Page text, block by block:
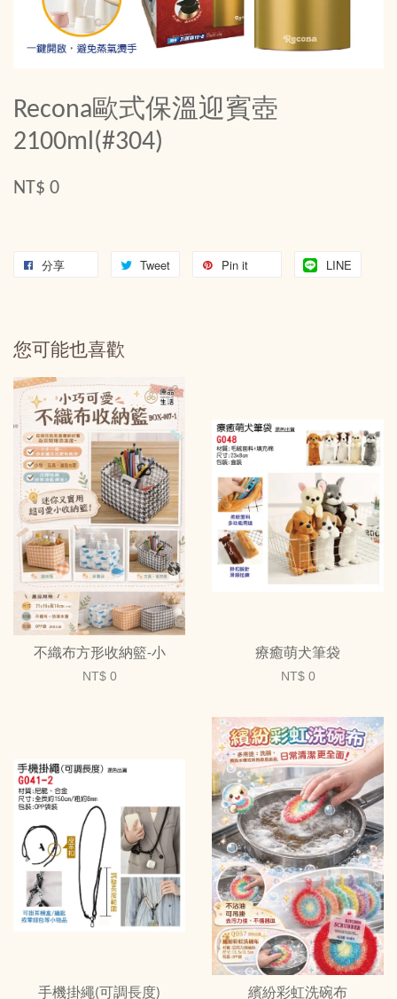
Recona歐式保溫迎賓壺
2100ml(#304)
NT$ 0
分享 Tweet Pin it LINE
您可能也喜歡
不織布方形收納籃-小
NT$ 0
療癒萌犬筆袋
NT$ 0
手機掛繩(可調長度) 繽紛彩虹洗碗布